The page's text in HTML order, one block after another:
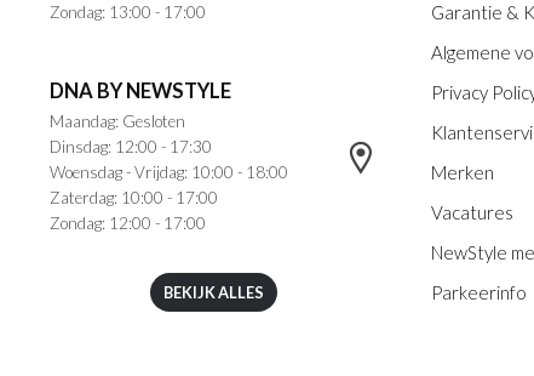
Zondag: 13:00 - 17:00
DNA BY NEWSTYLE
Maandag: Gesloten
Dinsdag: 12:00 - 17:30
Woensdag - Vrijdag: 10:00 - 18:00
Zaterdag: 10:00 - 17:00
Zondag: 12:00 - 17:00
BEKIJK ALLES
Garantie &
Algemene
Privacy
Merken
Vacatures
NewStyle
Parkeerinfo